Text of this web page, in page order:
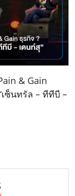
& Gain
ซ็นทรัล – ทีทีบี –